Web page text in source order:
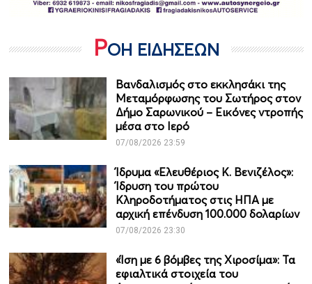
ΡΟΗ ΕΙΔΗΣΕΩΝ
Βανδαλισμός στο εκκλησάκι της
Μεταμόρφωσης του Σωτήρος στον
Δήμο Σαρωνικού – Εικόνες ντροπής
μέσα στο Ιερό
07/08/2026 23:59
Ίδρυμα «Ελευθέριος Κ. Βενιζέλος»:
Ίδρυση του πρώτου
Κληροδοτήματος στις ΗΠΑ με
αρχική επένδυση 100.000 δολαρίων
07/08/2026 23:30
«Ίση με 6 βόμβες της Χιροσίμα»: Τα
εφιαλτικά στοιχεία του